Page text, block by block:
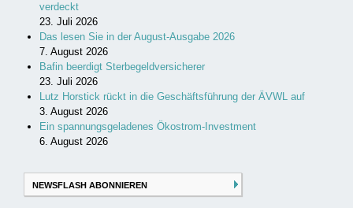
verdeckt
23. Juli 2026
Das lesen Sie in der August-Ausgabe 2026
7. August 2026
Bafin beerdigt Sterbegeldversicherer
23. Juli 2026
Lutz Horstick rückt in die Geschäftsführung der ÄVWL auf
3. August 2026
Ein spannungsgeladenes Ökostrom-Investment
6. August 2026
NEWSFLASH ABONNIEREN